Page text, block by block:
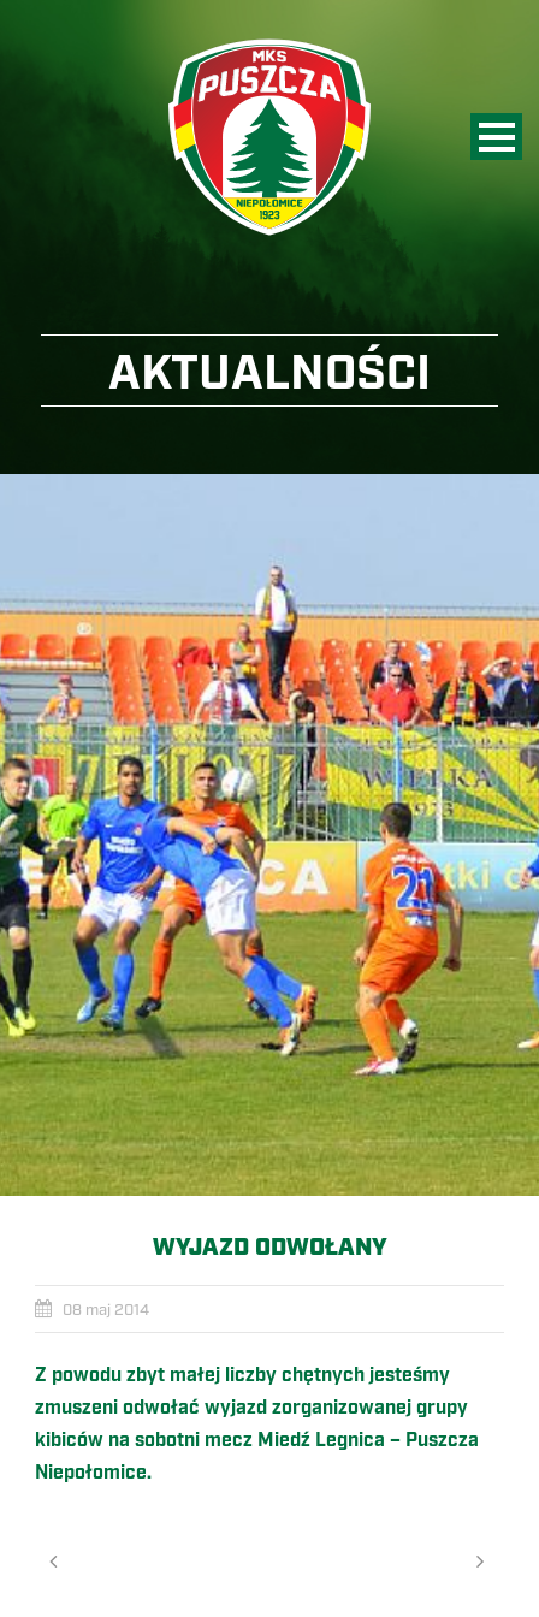
AKTUALNOŚCI
WYJAZD ODWOŁANY
08 maj 2014
Z powodu zbyt małej liczby chętnych jesteśmy
zmuszeni odwołać wyjazd zorganizowanej grupy
kibiców na sobotni mecz Miedź Legnica – Puszcza
Niepołomice.